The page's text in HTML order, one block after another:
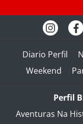
Diario Perfil
Weekend
Perfil
Aventuras Na